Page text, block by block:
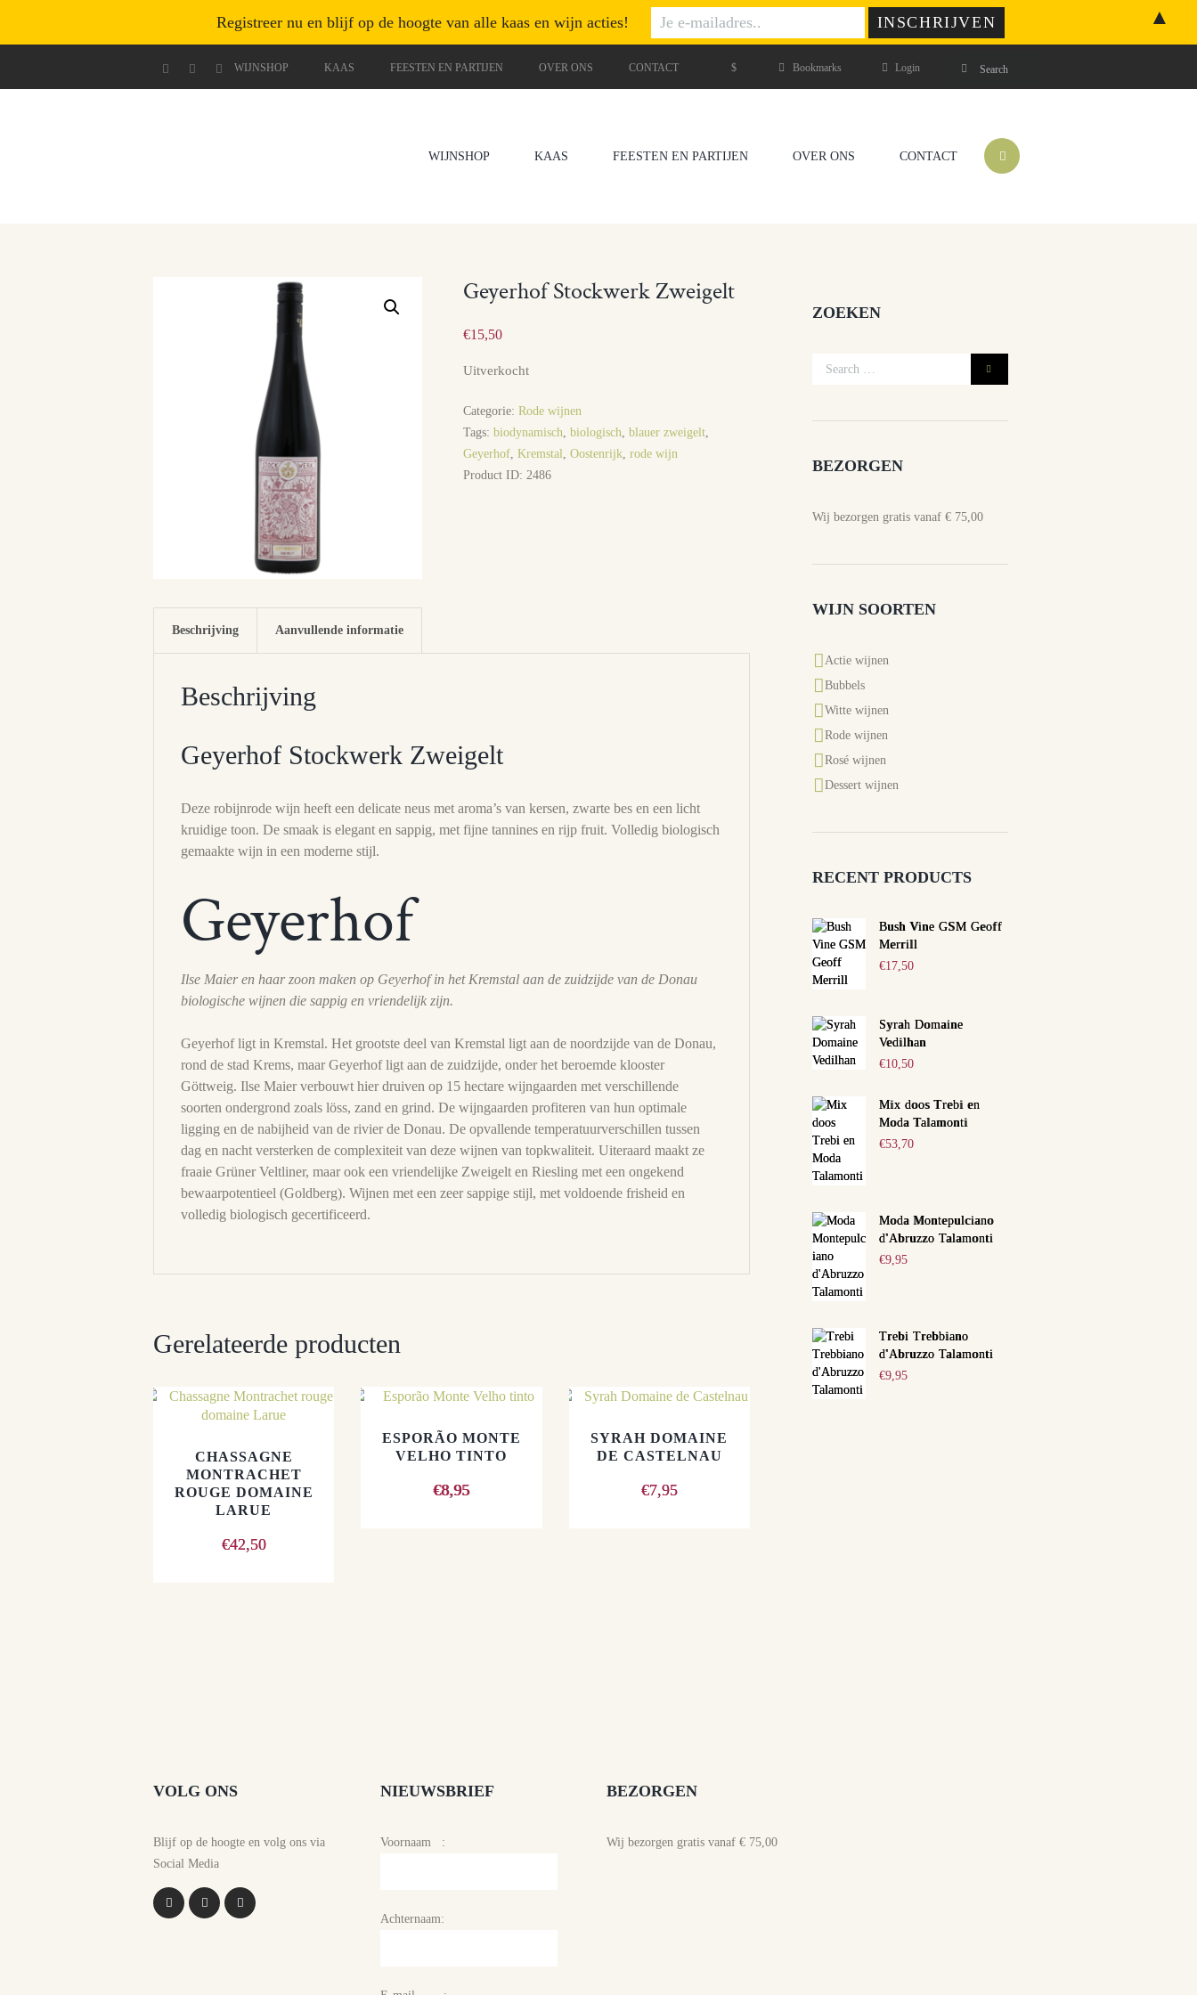
WIJNSHOP KAAS FEESTEN EN PARTIJEN OVER ONS CONTACT $ Bookmarks Login
WIJNSHOP KAAS FEESTEN EN PARTIJEN OVER ONS CONTACT
Geyerhof Stockwerk Zweigelt
€15,50
Uitverkocht
Categorie:Rode wijnen
Tags:biodynamisch ,biologisch ,blauer zweigelt
Geyerhof ,Kremstal ,Oostenrijk ,rode wijn
Product ID: 2486
Beschrijving Aanvullende informatie
Beschrijving
Geyerhof Stockwerk Zweigelt
Deze robijnrode wijn heeft een delicate neus met aroma’s van kersen, zwarte bes en een licht
kruidige toon. De smaak is elegant en sappig, met fijne tannines en rijp fruit. Volledig biologisch
gemaakte wijn in een moderne stijl.
Geyerhof
Ilse Maier en haar zoon maken op Geyerhof in het Kremstal aan de zuidzijde van de Donau
biologische wijnen die sappig en vriendelijk zijn.
Geyerhof ligt in Kremstal. Het grootste deel van Kremstal ligt aan de noordzijde van de Donau,
rond de stad Krems, maar Geyerhof ligt aan de zuidzijde, onder het beroemde klooster
Göttweig. Ilse Maier verbouwt hier druiven op 15 hectare wijngaarden met verschillende
soorten ondergrond zoals löss, zand en grind. De wijngaarden profiteren van hun optimale
ligging en de nabijheid van de rivier de Donau. De opvallende temperatuurverschillen tussen
dag en nacht versterken de complexiteit van deze wijnen van topkwaliteit. Uiteraard maakt ze
fraaie Grüner Veltliner, maar ook een vriendelijke Zweigelt en Riesling met een ongekend
bewaarpotentieel (Goldberg). Wijnen met een zeer sappige stijl, met voldoende frisheid en
volledig biologisch gecertificeerd.
Gerelateerde producten
CHASSAGNE
MONTRACHET
ROUGE DOMAINE
LARUE
€42,50
ESPORÃO MONTE
VELHO TINTO
€8,95
SYRAH DOMAINE
DE CASTELNAU
€7,95
ZOEKEN
BEZORGEN
Wij bezorgen gratis vanaf € 75,00
WIJN SOORTEN
Actie wijnen
Bubbels
Witte wijnen
Rode wijnen
Rosé wijnen
Dessert wijnen
RECENT PRODUCTS
Bush Vine GSM Geoff
Merrill
€17,50
Syrah Domaine
Vedilhan
€10,50
Mix doos Trebi en
Moda Talamonti
€53,70
Moda Montepulciano
d'Abruzzo Talamonti
€9,95
Trebi Trebbiano
d'Abruzzo Talamonti
€9,95
VOLG ONS
Blijf op de hoogte en volg ons via
Social Media
NIEUWSBRIEF
Voornaam :
Achternaam:
BEZORGEN
Wij bezorgen gratis vanaf € 75,00
Registreer nu en blijf op de hoogte van alle kaas en wijn acties! ▲